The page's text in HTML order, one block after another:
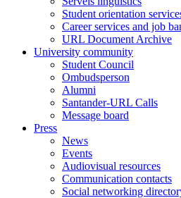
Student orientation
Career services and job
URL Document Archive
University community
Student Council
Ombudsperson
Alumni
Santander-URL Calls
Message board
Press
News
Events
Audiovisual resources
Communication contacts
Social networking